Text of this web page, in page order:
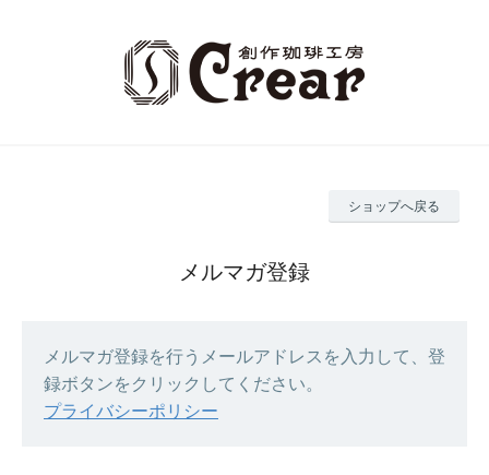
ショップへ戻る
メルマガ登録
メルマガ登録を行うメールアドレスを入力して、登
録ボタンをクリックしてください。
プライバシーポリシー